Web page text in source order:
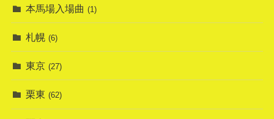
本馬場入場曲 (1)
札幌 (6)
東京 (27)
栗東 (62)